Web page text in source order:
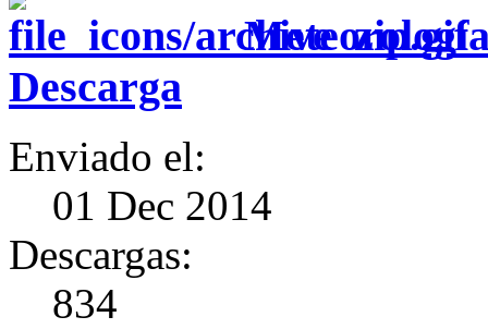
Descarga
Enviado el:
01 Dec 2014
Descargas:
834